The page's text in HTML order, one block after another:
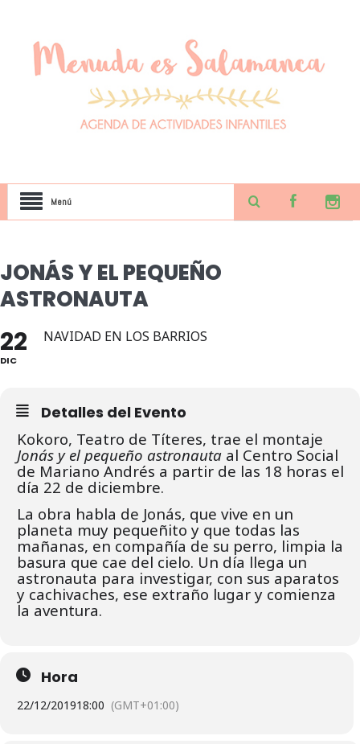
Menú
JONÁS Y EL PEQUEÑO
ASTRONAUTA
22
DIC
NAVIDAD EN LOS BARRIOS
Detalles del Evento
Kokoro, Teatro de Títeres, trae el montaje
Jonás y el pequeño astronauta al Centro Social
de Mariano Andrés a partir de las 18 horas el
día 22 de diciembre.
La obra habla de Jonás, que vive en un
planeta muy pequeñito y que todas las
mañanas, en compañía de su perro, limpia la
basura que cae del cielo. Un día llega un
astronauta para investigar, con sus aparatos
y cachivaches, ese extraño lugar y comienza
la aventura.
Hora
22/12/201918:00 (GMT+01:00)